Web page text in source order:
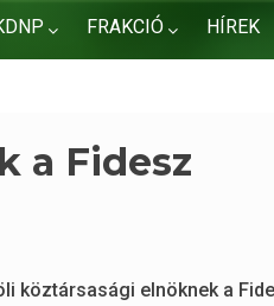
FRAKCIÓ HÍREK
a Fidesz
köztársasági elnöknek a